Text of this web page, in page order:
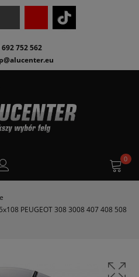
692 752 562
0
PEUGEOT 308 3008 407 408 508